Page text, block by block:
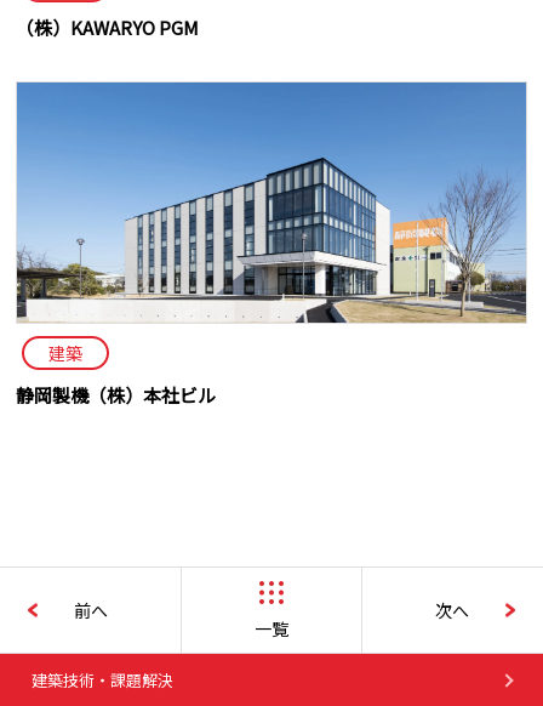
（株）KAWARYO PGM
建築
静岡製機（株）本社ビル
前へ
一覧
次へ
建築技術・課題解決